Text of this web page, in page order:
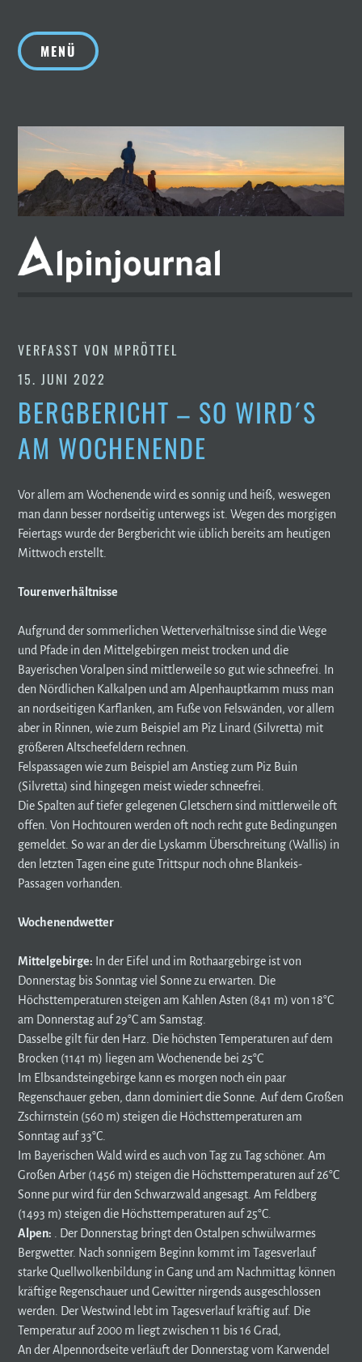
springen
MENÜ
VERFASST VON MPRÖTTEL
15. JUNI 2022
BERGBERICHT – SO WIRD´S
AM WOCHENENDE
Vor allem am Wochenende wird es sonnig und heiß, weswegen
man dann besser nordseitig unterwegs ist. Wegen des morgigen
Feiertags wurde der Bergbericht wie üblich bereits am heutigen
Mittwoch erstellt.
Tourenverhältnisse
Aufgrund der sommerlichen Wetterverhältnisse sind die Wege
und Pfade in den Mittelgebirgen meist trocken und die
Bayerischen Voralpen sind mittlerweile so gut wie schneefrei. In
den Nördlichen Kalkalpen und am Alpenhauptkamm muss man
an nordseitigen Karflanken, am Fuße von Felswänden, vor allem
aber in Rinnen, wie zum Beispiel am Piz Linard (Silvretta) mit
größeren Altscheefeldern rechnen.
Felspassagen wie zum Beispiel am Anstieg zum Piz Buin
(Silvretta) sind hingegen meist wieder schneefrei.
Die Spalten auf tiefer gelegenen Gletschern sind mittlerweile oft
offen. Von Hochtouren werden oft noch recht gute Bedingungen
gemeldet. So war an der die Lyskamm Überschreitung (Wallis) in
den letzten Tagen eine gute Trittspur noch ohne Blankeis-
Passagen vorhanden.
Wochenendwetter
Mittelgebirge: In der Eifel und im Rothaargebirge ist von
Donnerstag bis Sonntag viel Sonne zu erwarten. Die
Höchsttemperaturen steigen am Kahlen Asten (841 m) von 18°C
am Donnerstag auf 29°C am Samstag.
Dasselbe gilt für den Harz. Die höchsten Temperaturen auf dem
Brocken (1141 m) liegen am Wochenende bei 25°C
Im Elbsandsteingebirge kann es morgen noch ein paar
Regenschauer geben, dann dominiert die Sonne. Auf dem Großen
Zschirnstein (560 m) steigen die Höchsttemperaturen am
Sonntag auf 33°C.
Im Bayerischen Wald wird es auch von Tag zu Tag schöner. Am
Großen Arber (1456 m) steigen die Höchsttemperaturen auf 26°C
Sonne pur wird für den Schwarzwald angesagt. Am Feldberg
(1493 m) steigen die Höchsttemperaturen auf 25°C.
Alpen: . Der Donnerstag bringt den Ostalpen schwülwarmes
Bergwetter. Nach sonnigem Beginn kommt im Tagesverlauf
starke Quellwolkenbildung in Gang und am Nachmittag können
kräftige Regenschauer und Gewitter nirgends ausgeschlossen
werden. Der Westwind lebt im Tagesverlauf kräftig auf. Die
Temperatur auf 2000 m liegt zwischen 11 bis 16 Grad,
An der Alpennordseite verläuft der Donnerstag vom Karwendel